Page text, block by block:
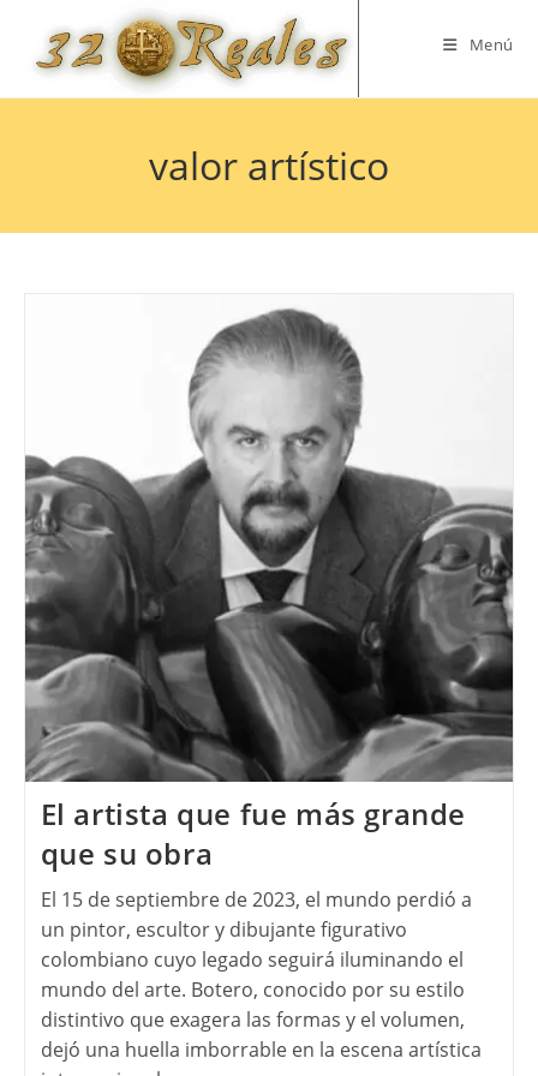
contenido
Menú
valor artístico
El artista que fue más grande
que su obra
El 15 de septiembre de 2023, el mundo perdió a
un pintor, escultor y dibujante figurativo
colombiano cuyo legado seguirá iluminando el
mundo del arte. Botero, conocido por su estilo
distintivo que exagera las formas y el volumen,
dejó una huella imborrable en la escena artística